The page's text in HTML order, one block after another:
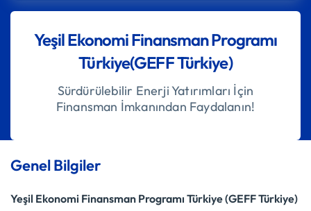
Yeşil Ekonomi Finansman Programı
Türkiye(GEFF Türkiye)
Sürdürülebilir Enerji Yatırımları İçin
Finansman İmkanından Faydalanın!
Genel Bilgiler
Yeşil Ekonomi Finansman Programı Türkiye (GEFF Türkiye)